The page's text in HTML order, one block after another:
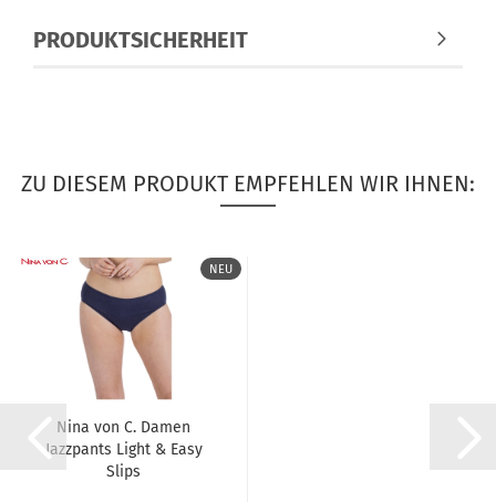
PRODUKTSICHERHEIT
ZU DIESEM PRODUKT EMPFEHLEN WIR IHNEN:
NEU
Nina von C. Damen
Jazzpants Light & Easy
Slips